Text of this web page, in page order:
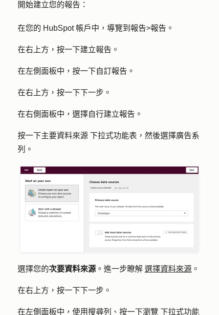
開始建立您的報告：
在您的 HubSpot 帳戶中，導覽到 報告>報告 。
在右上方，按一下建立報告 。
在左側面板中，按一下自訂報告 。
在右上方，按一下下一步 。
在右側面板中，選擇自行建立報告 。
按一下主要資料來源 下拉式功能表，然後選擇廣告系
列 。
選擇您的次要資料來源 。進一步瞭解 選擇資料來源 。
在右上方，按一下下一步 。
在左側面板中，使用搜尋列 、按一下瀏覽 下拉式功能